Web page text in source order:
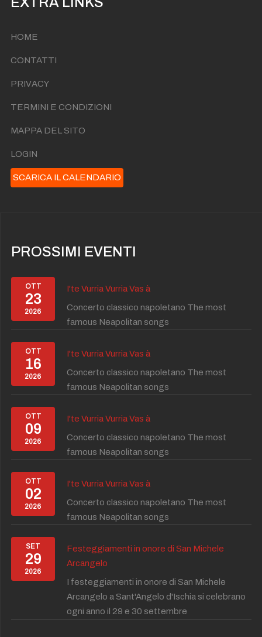
HOME
CONTATTI
PRIVACY
TERMINI E CONDIZIONI
MAPPA DEL SITO
LOGIN
SCARICA IL CALENDARIO
PROSSIMI EVENTI
OTT
23
2026
I'te Vurria Vurria Vas à
Concerto classico napoletano The most
famous Neapolitan songs
OTT
16
2026
I'te Vurria Vurria Vas à
Concerto classico napoletano The most
famous Neapolitan songs
OTT
09
2026
I'te Vurria Vurria Vas à
Concerto classico napoletano The most
famous Neapolitan songs
OTT
02
2026
I'te Vurria Vurria Vas à
Concerto classico napoletano The most
famous Neapolitan songs
SET
29
2026
Festeggiamenti in onore di San Michele
Arcangelo
I festeggiamenti in onore di San Michele
Arcangelo a Sant'Angelo d'Ischia si celebrano
ogni anno il 29 e 30 settembre